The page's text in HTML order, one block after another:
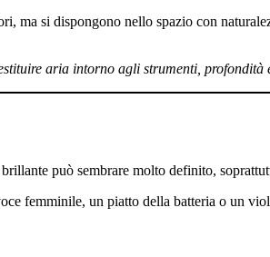
ma si dispongono nello spazio con
aria intorno agli strumenti, profondità
può sembrare molto definito,
femminile, un piatto della batteria o un